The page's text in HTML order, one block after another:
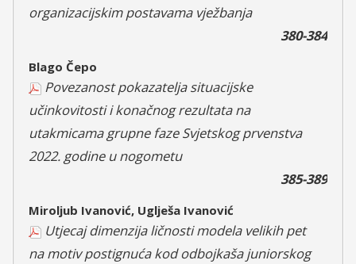
organizacijskim postavama vježbanja
380-384
Blago Čepo
Povezanost pokazatelja situacijske
učinkovitosti i konačnog rezultata na
utakmicama grupne faze Svjetskog prvenstva
2022. godine u nogometu
385-389
Miroljub Ivanović, Uglješa Ivanović
Utjecaj dimenzija ličnosti modela velikih pet
na motiv postignuća kod odbojkaša juniorskog